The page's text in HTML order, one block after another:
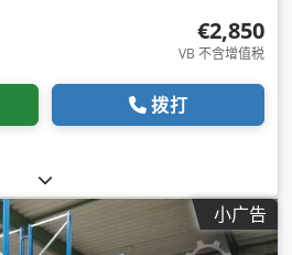
€2,850
VB 不含增值税
拨打
小广告